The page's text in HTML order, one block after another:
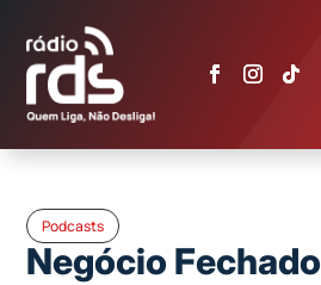
Podcasts
Negócio Fechado